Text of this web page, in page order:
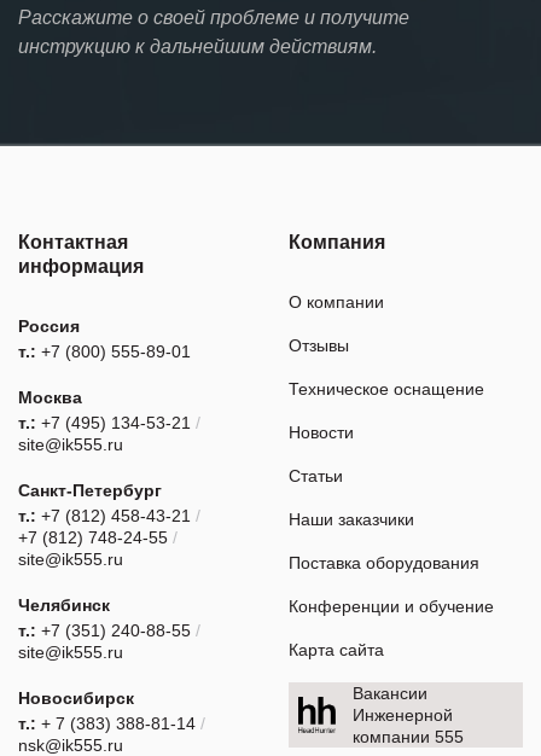
Расскажите о своей проблеме и получите
инструкцию к дальнейшим действиям.
Контактная
информация
Россия
т.: +7 (800) 555-89-01
Москва
т.: +7 (495) 134-53-21 /
site@ik555.ru
Санкт-Петербург
т.: +7 (812) 458-43-21 /
+7 (812) 748-24-55 /
site@ik555.ru
Челябинск
т.: +7 (351) 240-88-55 /
site@ik555.ru
Новосибирск
т.: + 7 (383) 388-81-14 /
nsk@ik555.ru
Компания
О компании
Отзывы
Техническое оснащение
Новости
Статьи
Наши заказчики
Поставка оборудования
Конференции и обучение
Карта сайта
Вакансии
Инженерной
компании 555